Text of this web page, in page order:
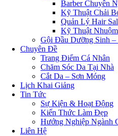
Barber Chuyên
Kỹ Thuật Chải
Quản Lý Hair
Kỹ Thuật
Gội Đầu Dưỡng Sinh –
Chuyên Đề
Trang Điểm Cá Nhân
Chăm Sóc Da Tại Nhà
Cắt Da – Sơn Móng
Lịch Khai Giảng
Tin Tức
Sự Kiện & Hoạt Động
Kiến Thức Làm Đẹp
Hướng Nghiệp Ngành
Liên Hệ